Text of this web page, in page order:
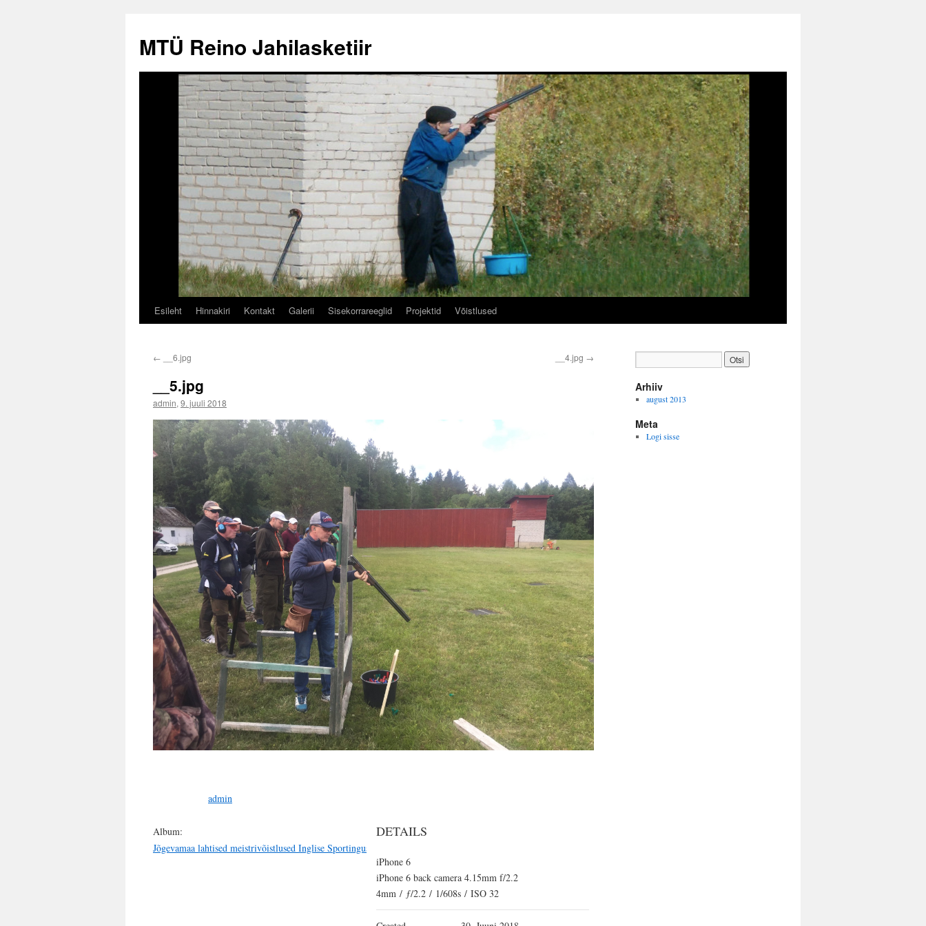
juurde
MTÜ Reino Jahilasketiir
Esileht Hinnakiri Kontakt Galerii Sisekorrareeglid Projektid Võistlused
← __6.jpg __4.jpg →
__5.jpg
admin, 9. juuli 2018
admin
Album:
Jõgevamaa lahtised meistrivõistlused Inglise Sportingus
DETAILS
iPhone 6
iPhone 6 back camera 4.15mm f/2.2
4mm / ƒ/2.2 / 1/608s / ISO 32
Arhiiv
august 2013
Meta
Logi sisse